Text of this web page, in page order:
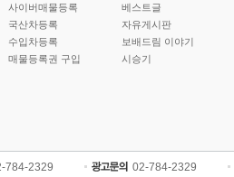
사이버매물등록
국산차등록
수입차등록
매물등록권 구입
베스트글
자유게시판
보배드림 이야기
시승기
784-2329 02-784-2329